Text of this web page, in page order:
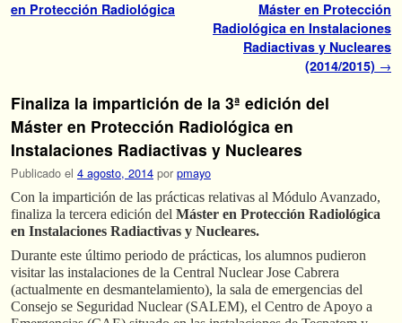
en Protección Radiológica
Máster en Protección
Radiológica en Instalaciones
Radiactivas y Nucleares
(2014/2015) →
Finaliza la impartición de la 3ª edición del
Máster en Protección Radiológica en
Instalaciones Radiactivas y Nucleares
Publicado el 4 agosto, 2014 por pmayo
Con la impartición de las prácticas relativas al Módulo Avanzado,
finaliza la tercera edición del Máster en Protección Radiológica
en Instalaciones Radiactivas y Nucleares.
Durante este último periodo de prácticas, los alumnos pudieron
visitar las instalaciones de la Central Nuclear Jose Cabrera
(actualmente en desmantelamiento), la sala de emergencias del
Consejo se Seguridad Nuclear (SALEM), el Centro de Apoyo a